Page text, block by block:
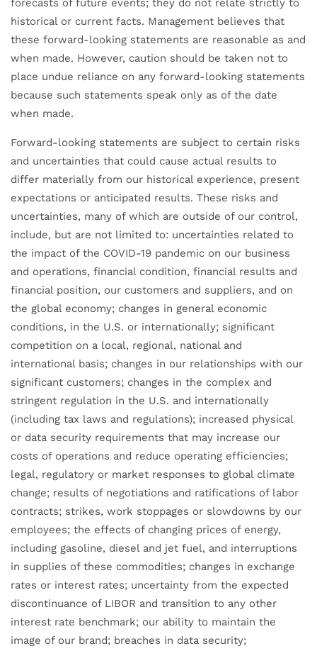
forecasts of future events; they do not relate strictly to
historical or current facts. Management believes that
these forward-looking statements are reasonable as and
when made. However, caution should be taken not to
place undue reliance on any forward-looking statements
because such statements speak only as of the date
when made.
Forward-looking statements are subject to certain risks
and uncertainties that could cause actual results to
differ materially from our historical experience, present
expectations or anticipated results. These risks and
uncertainties, many of which are outside of our control,
include, but are not limited to: uncertainties related to
the impact of the COVID-19 pandemic on our business
and operations, financial condition, financial results and
financial position, our customers and suppliers, and on
the global economy; changes in general economic
conditions, in the U.S. or internationally; significant
competition on a local, regional, national and
international basis; changes in our relationships with our
significant customers; changes in the complex and
stringent regulation in the U.S. and internationally
(including tax laws and regulations); increased physical
or data security requirements that may increase our
costs of operations and reduce operating efficiencies;
legal, regulatory or market responses to global climate
change; results of negotiations and ratifications of labor
contracts; strikes, work stoppages or slowdowns by our
employees; the effects of changing prices of energy,
including gasoline, diesel and jet fuel, and interruptions
in supplies of these commodities; changes in exchange
rates or interest rates; uncertainty from the expected
discontinuance of LIBOR and transition to any other
interest rate benchmark; our ability to maintain the
image of our brand; breaches in data security;